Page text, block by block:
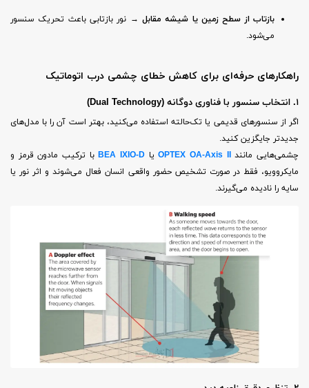
بازتاب از سطح زمین یا شیشه مقابل → نور بازتابی باعث تحریک سنسور
می‌شود.
راهکارهای حرفه‌ای برای کاهش خطای چشمی درب اتوماتیک
۱. انتخاب سنسور با فناوری دوگانه (Dual Technology)
اگر از سنسورهای قدیمی یا تک‌حالته استفاده می‌کنید، بهتر است آن را با مدل‌های
جدیدتر جایگزین کنید.
چشمی‌هایی مانندOPTEX OA-Axis IIیا BEA IXIO-Dبا ترکیب مادون قرمز و
مایکروویو، فقط در صورت تشخیص حضور واقعی انسان فعال می‌شوند و اثر نور یا
سایه را نادیده می‌گیرند.